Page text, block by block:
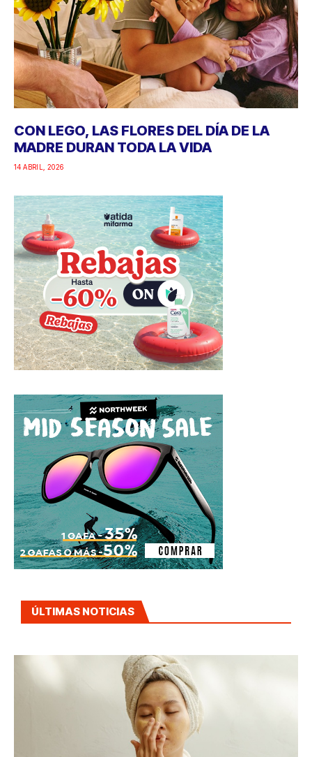
CON LEGO, LAS FLORES DEL DÍA DE LA
MADRE DURAN TODA LA VIDA
14 ABRIL, 2026
ÚLTIMAS NOTICIAS